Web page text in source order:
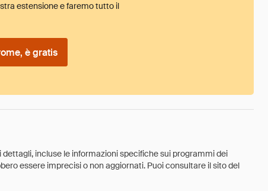
estensione e faremo tutto il
è gratis
incluse le informazioni specifiche sui programmi dei
essere imprecisi o non aggiornati. Puoi consultare il sito del